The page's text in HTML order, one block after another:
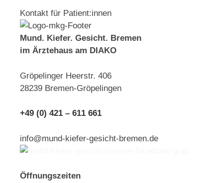
Kontakt für Patient:innen
Mund. Kiefer. Gesicht. Bremen
im Ärztehaus am DIAKO
Gröpelinger Heerstr. 406
28239 Bremen-Gröpelingen
+49 (0) 421 – 611 661
info@mund-kiefer-gesicht-bremen.de
Öffnungszeiten